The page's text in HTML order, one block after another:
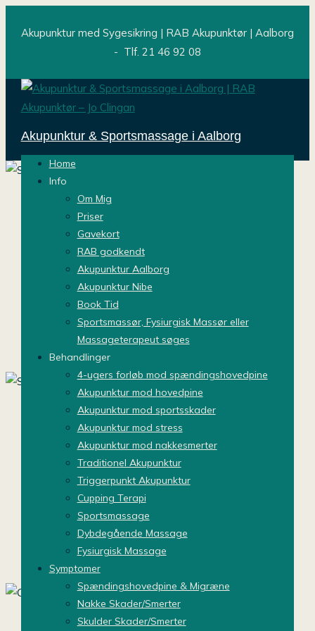
Akupunktur med Sygesikring | RAB Akupunktør | Aalborg
- Tlf. 21 46 92 08
Akupunktur & Sportsmassage i Aalborg
Home
Info
Om Mig
Priser
Gavekort
RAB godkendt
Akupunktur Aalborg
Akupunktur Nibe
Book Tid
Sportsmassør, Fysiurgisk Massør eller
Massageterapeut søges
Behandlinger
4-ugers forløb mod spændingshovedpine
Akupunktur mod hovedpine
Akupunktur mod sportsskader
Akupunktur mod stress
Akupunktur mod nakkesmerter
Traditionel Akupunktur
Triggerpunkt Akupunktur
Cupping Terapi
Sportsmassage
Dybdegående Massage
Fysiurgisk Massage
Symptomer
Spændingshovedpine & Migræne
Nakke Skader/Smerter
Skulder Skader/Smerter
Slip af med hovedpine og muskelsmerter
– selv hvis intet andet har virket
Målrettet behandling af spændinger,
nakke/skulder smerter og kronisk
hovedpine
Book gratis konsultation
Skånsom behandling mod smerter, stress
og spændinger. Akupunktur virker, hvor
andet har svigtet. Mange oplever varig
lindring mod kroniske smerter, hovedpine
og uro i kroppen. Få hjælp med akupunktur
Klik her for at booke din tid
Cupping Terapi i Aalborg